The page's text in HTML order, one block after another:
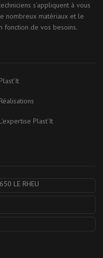
s’appliquent à vous
nombreux matériaux et le
fonction de vos besoins.
Plast’It
Réalisations
L’expertise Plast’It
LE RHEU